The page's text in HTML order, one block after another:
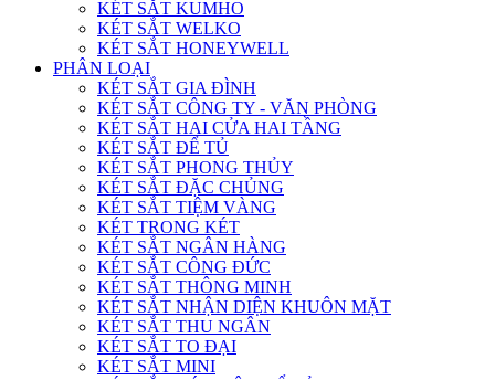
KÉT SẮT KUMHO
KÉT SẮT WELKO
KÉT SẮT HONEYWELL
PHÂN LOẠI
KÉT SẮT GIA ĐÌNH
KÉT SẮT CÔNG TY - VĂN PHÒNG
KÉT SẮT HAI CỬA HAI TẦNG
KÉT SẮT ĐỂ TỦ
KÉT SẮT PHONG THỦY
KÉT SẮT ĐẶC CHỦNG
KÉT SẮT TIỆM VÀNG
KÉT TRONG KÉT
KÉT SẮT NGÂN HÀNG
KÉT SẮT CÔNG ĐỨC
KÉT SẮT THÔNG MINH
KÉT SẮT NHẬN DIỆN KHUÔN MẶT
KÉT SẮT THU NGÂN
KÉT SẮT TO ĐẠI
KÉT SẮT MINI